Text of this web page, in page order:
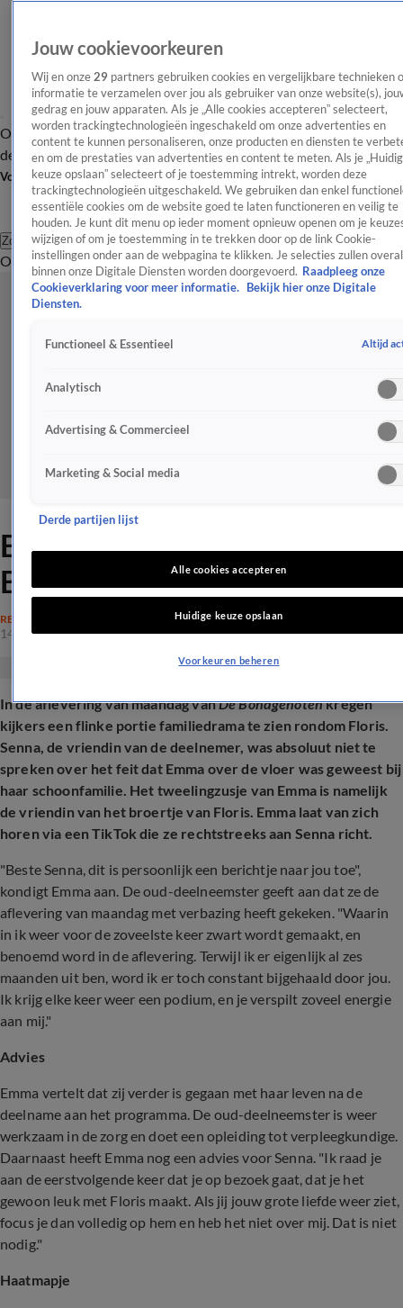
OverzichtAfleveringen Entertainment TV Algemeen
Tip
de redactieNieuwsbrief
Volg Shownieuws
Zoeken
OverzichtEntertainmentSpraakmakendRealityCrimeVideo's
Emma bijt van zich af na
Bondgenoten-drama
REALITY
14 okt 2025, 20:38
In de aflevering van maandag vanDe Bondgenotenkregen
kijkers een flinke portie familiedrama te zien rondom Floris.
Senna, de vriendin van de deelnemer, was absoluut niet te
spreken over het feit dat Emma over de vloer was geweest bij
haar schoonfamilie. Het tweelingzusje van Emma is namelijk
de vriendin van het broertje van Floris. Emma laat van zich
horen via een TikTok die ze rechtstreeks aan Senna richt.
"Beste Senna, dit is persoonlijk een berichtje naar jou toe",
kondigt Emma aan. De oud-deelneemster geeft aan dat ze de
aflevering van maandag met verbazing heeft gekeken. "Waarin
in ik weer voor de zoveelste keer zwart wordt gemaakt, en
benoemd word in de aflevering. Terwijl ik er eigenlijk al zes
maanden uit ben, word ik er toch constant bijgehaald door jou.
Ik krijg elke keer weer een podium, en je verspilt zoveel energie
aan mij."
Advies
Emma vertelt dat zij verder is gegaan met haar leven na de
deelname aan het programma. De oud-deelneemster is weer
werkzaam in de zorg en doet een opleiding tot verpleegkundige.
Daarnaast heeft Emma nog een advies voor Senna. "Ik raad je
aan de eerstvolgende keer dat je op bezoek gaat, dat je het
gewoon leuk met Floris maakt. Als jij jouw grote liefde weer ziet,
focus je dan volledig op hem en heb het niet over mij. Dat is niet
nodig."
Haatmapje
Jouw cookievoorkeuren
Wij en onze 29 partners gebruiken cookies en vergelijkbare technieken
informatie te verzamelen over jou als gebruiker van onze website(s),
gedrag en jouw apparaten. Als je „Alle cookies accepteren” selecteert,
worden trackingtechnologieën ingeschakeld om onze advertenties en
content te kunnen personaliseren, onze producten en diensten te
en om de prestaties van advertenties en content te meten. Als je
keuze opslaan” selecteert of je toestemming intrekt, worden deze
trackingtechnologieën uitgeschakeld. We gebruiken dan enkel
essentiële cookies om de website goed te laten functioneren en veilig te
houden. Je kunt dit menu op ieder moment opnieuw openen om je
wijzigen of om je toestemming in te trekken door op de link Cookie-
instellingen onder aan de webpagina te klikken. Je selecties zullen overal
binnen onze Digitale Diensten worden doorgevoerd. Raadpleeg onze
Cookieverklaring voor meer informatie.
Bekijk hier onze Digitale
Diensten.
Functioneel & Essentieel Altijd
Analytisch
Advertising & Commercieel
Marketing & Social media
Derde partijen lijst
Alle cookies accepteren
Huidige keuze opslaan
Voorkeuren beheren